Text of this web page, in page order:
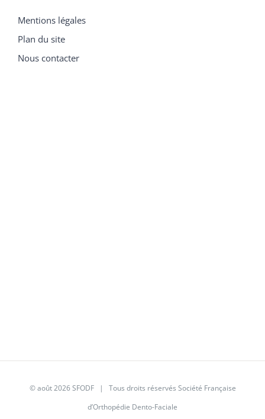
Mentions légales
Plan du site
Nous contacter
© août 2026SFODF| Tous droits réservés Société Française
d’Orthopédie Dento-Faciale